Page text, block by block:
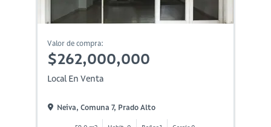
Valor de compra:
$262,000,000
Local En Venta
Neiva, Comuna 7, Prado Alto